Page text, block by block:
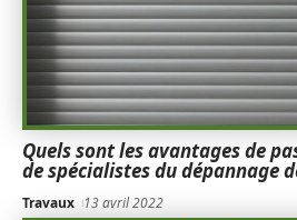
Quels sont les avantages de
de spécialistes du dépannage
Travaux 13 avril 2022